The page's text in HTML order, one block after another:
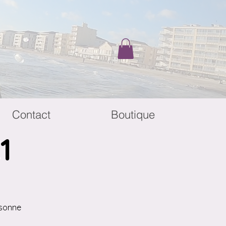
Contact Boutique